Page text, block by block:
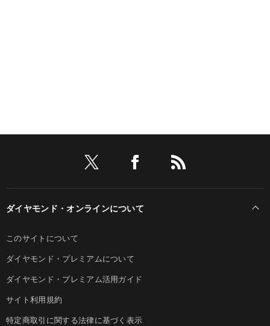
ダイヤモンド・オンラインについて
このサイトについて
ダイヤモンド・プレミアムについて
ダイヤモンド・プレミアム活用ガイド
サイト利用規約
特定商取引に関する法律に基づく表示